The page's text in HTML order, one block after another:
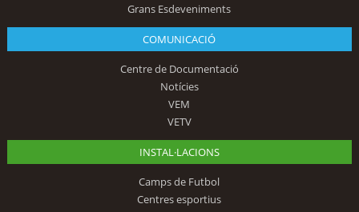
Grans Esdeveniments
COMUNICACIÓ
Centre de Documentació
Notícies
VEM
VETV
INSTAL·LACIONS
Camps de Futbol
Centres esportius